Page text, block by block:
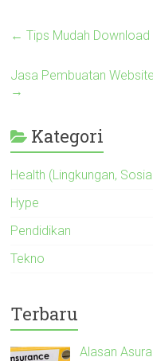
← Tips Mudah
Jasa Pembuatan
→
Kategori
Health (Lingkungan,
Hype
Pendidikan
Tekno
Terbaru
Alasan